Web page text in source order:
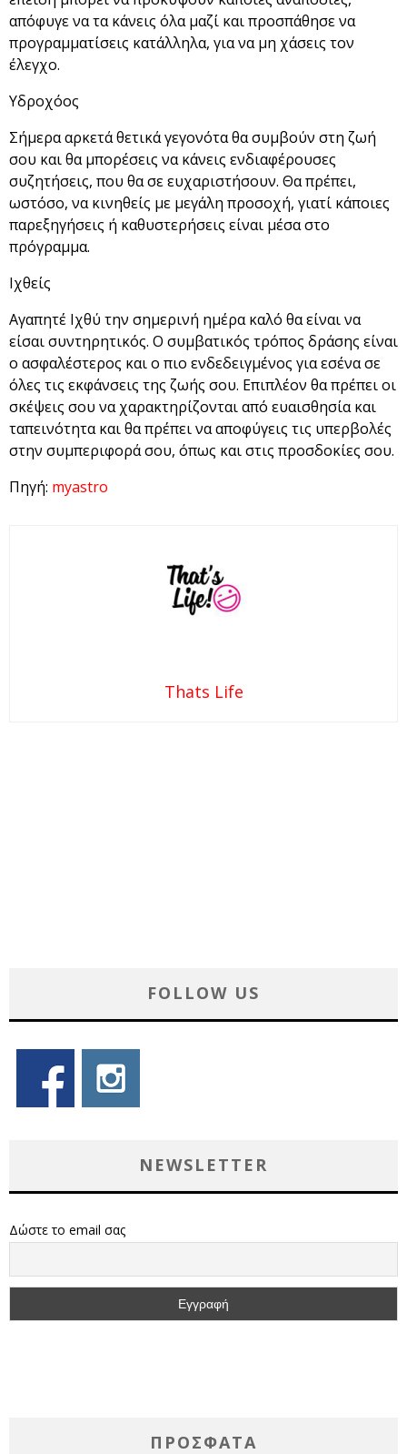
απόφυγε να τα κάνεις όλα μαζί και προσπάθησε να
προγραμματίσεις κατάλληλα, για να μη χάσεις τον
έλεγχο.
Υδροχόος
Σήμερα αρκετά θετικά γεγονότα θα συμβούν στη ζωή
σου και θα μπορέσεις να κάνεις ενδιαφέρουσες
συζητήσεις, που θα σε ευχαριστήσουν. Θα πρέπει,
ωστόσο, να κινηθείς με μεγάλη προσοχή, γιατί κάποιες
παρεξηγήσεις ή καθυστερήσεις είναι μέσα στο
πρόγραμμα.
Ιχθείς
Αγαπητέ Ιχθύ την σημερινή ημέρα καλό θα είναι να
είσαι συντηρητικός. Ο συμβατικός τρόπος δράσης είναι
ο ασφαλέστερος και ο πιο ενδεδειγμένος για εσένα σε
όλες τις εκφάνσεις της ζωής σου. Επιπλέον θα πρέπει οι
σκέψεις σου να χαρακτηρίζονται από ευαισθησία και
ταπεινότητα και θα πρέπει να αποφύγεις τις υπερβολές
στην συμπεριφορά σου, όπως και στις προσδοκίες σου.
Πηγή: myastro
Thats Life
FOLLOW US
NEWSLETTER
Δώστε το email σας
ΠΡΌΣΦΑΤΑ